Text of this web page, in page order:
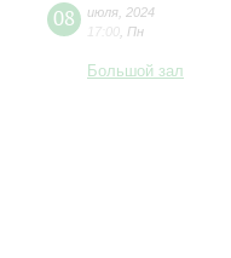
08 июля 2024
17:00 Пн
Большой зал